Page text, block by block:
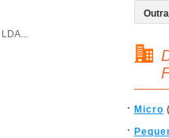
LDA...
Micro